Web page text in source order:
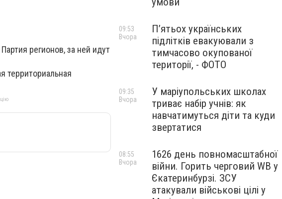
регионов, за ней идут
территориальная
П’ятьох українських
підлітків евакуювали з
тимчасово окупованої
території, - ФОТО
09:53
Вчора
У маріупольських школах
триває набір учнів: як
навчатимуться діти та куди
звертатися
09:35
Вчора
1626 день повномасштабної
війни. Горить черговий WB у
Єкатеринбурзі. ЗСУ
атакували військові цілі у
08:55
Вчора